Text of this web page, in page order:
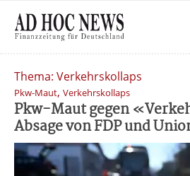
Thema: Verkehrskollaps
Pkw-Maut, Verkehrskollaps
Pkw-Maut gegen
Absage von FDP und